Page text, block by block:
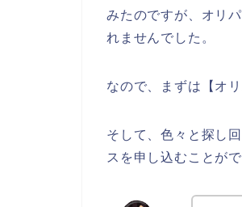
みたのですが、オリ
れませんでした。
なので、まずは【オ
そして、色々と探し
スを申し込むことが